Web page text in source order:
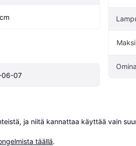
06-07
ja niitä kannattaa käyttää vain
täällä.